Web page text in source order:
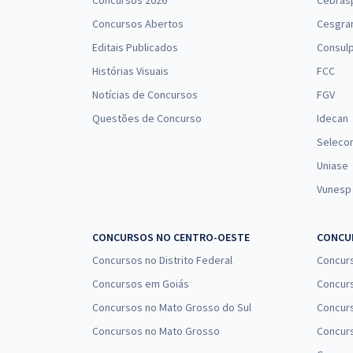
Prefeitura de Formosa do Rio Preto - BA - Agente
Sanitarista (Pós-Edital)
Conhecimentos Específicos para o Cargo de
Nutricionista (Pós-Edital)
Prefeitura de Formosa do Rio Preto - BA -
Concursos Abertos
Editais Publicados
Histórias Visuais
Notícias de Concursos
Questões de Concurso
FCC
FGV
Idecan
Uniase
Vunesp
CONCURSOS NO CENTRO-OESTE
Concursos no Distrito Federal
Concursos em Goiás
Concursos no Mato Grosso do Sul
Concursos no Mato Grosso